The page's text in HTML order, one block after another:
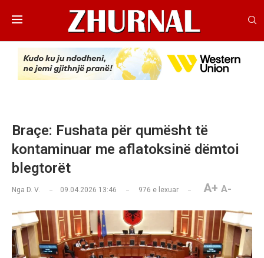
Braçe: Fushata për qumësht të
kontaminuar me aflatoksinë dëmtoi
blegtorët
Nga D. V. 09.04.2026 13:46 976 e lexuar A+ A-